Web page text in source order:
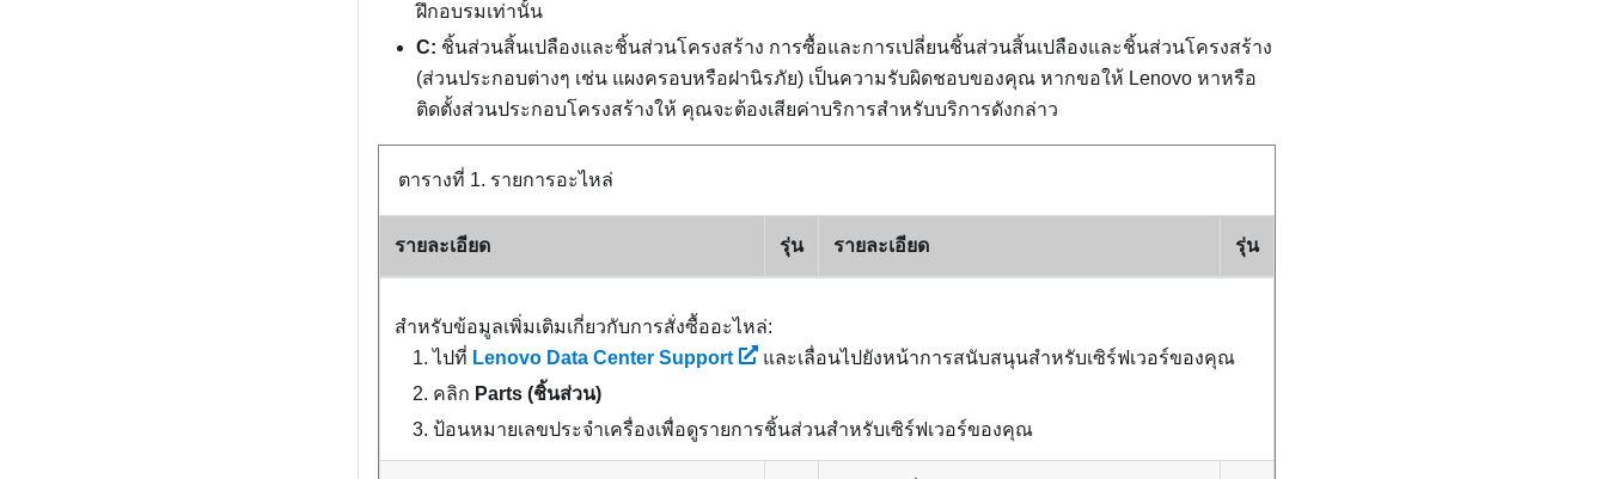
ฝึกอบรมเท่านั้น
C: ชิ้นส่วนสิ้นเปลืองและชิ้นส่วนโครงสร้าง การซื้อและการเปลี่ยนชิ้นส่วนสิ้นเปลืองและชิ้นส่วนโครงสร้าง
(ส่วนประกอบต่างๆ เช่น แผงครอบหรือฝานิรภัย) เป็นความรับผิดชอบของคุณ หากขอให้ Lenovo หาหรือ
ติดตั้งส่วนประกอบโครงสร้างให้ คุณจะต้องเสียค่าบริการสำหรับบริการดังกล่าว
ตารางที่ 1. รายการอะไหล่
รายละเอียด รุ่น รายละเอียด รุ่น
สำหรับข้อมูลเพิ่มเติมเกี่ยวกับการสั่งซื้ออะไหล่:
ไปที่ Lenovo Data Center Support
และเลื่อนไปยังหน้าการสนับสนุนสำหรับเซิร์ฟเวอร์ของคุณ
คลิก Parts (ชิ้นส่วน)
ป้อนหมายเลขประจำเครื่องเพื่อดูรายการชิ้นส่วนสำหรับเซิร์ฟเวอร์ของคุณ